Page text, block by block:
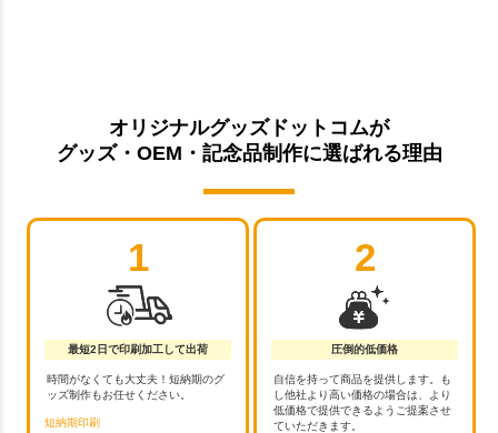
オリジナルグッズドットコムが
グッズ・OEM・記念品制作に選ばれる理由
1
最短2日で印刷加工して出荷
時間がなくても大丈夫！短納期のグ
ッズ制作もお任せください。
短納期印刷
2
圧倒的低価格
自信を持って商品を提供します。も
し他社より高い価格の場合は、より
低価格で提供できるようご提案させ
ていただきます。